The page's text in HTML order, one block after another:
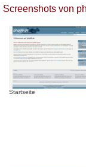
Screenshots von
Startseite